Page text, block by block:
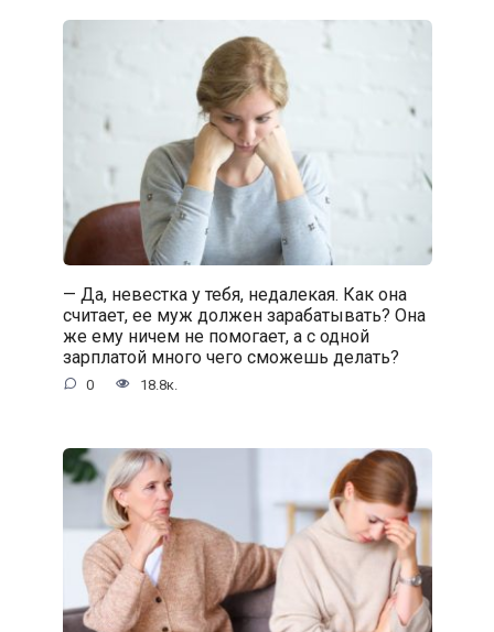
— Да, невестка у тебя, недалекая. Как она
считает, ее муж должен зарабатывать? Она
же ему ничем не помогает, а с одной
зарплатой много чего сможешь делать?
0 18.8к.